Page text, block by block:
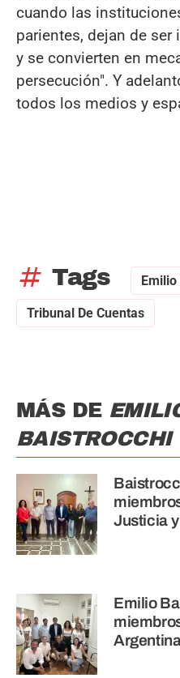
cuando las
parientes, dejan de
y se convierten en
persecución". Y
todos los medios y
tag Tags
Tribunal De Cuentas
MÁS DE
BAISTROCCHI
Justicia
Emilio